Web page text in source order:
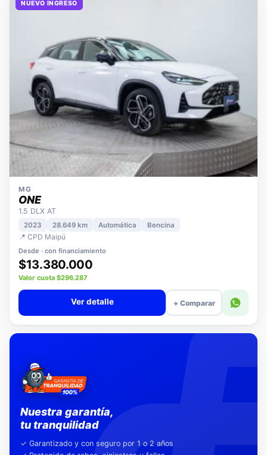
MG
ONE
1.5 DLX AT
2023 28.649 km
📍 CPD Maipú
Desde · con financiamiento
$13.380.000
Valor cuota $296.287
+ Comparar
Nuestra garantía,